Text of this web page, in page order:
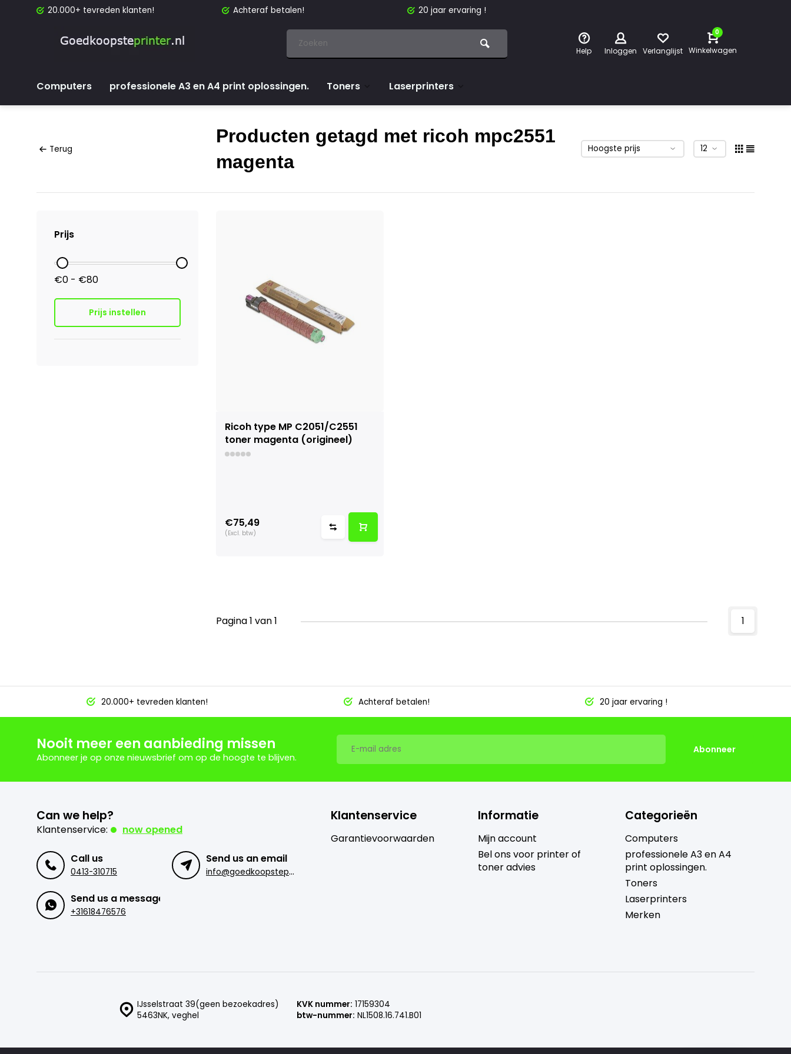
20.000+ tevreden klanten! Achteraf betalen! 20 jaar ervaring !
Help Inloggen Verlanglijst
0
Winkelwagen
Computers professionele A3 en A4 print oplossingen. Toners Laserprinters
Terug
Producten getagd met ricoh mpc2551
magenta
Prijs
€0 - €80
Prijs instellen
Ricoh type MP C2051/C2551
toner magenta (origineel)
€75,49
(Excl. btw)
Pagina 1 van 1 1
20.000+ tevreden klanten! Achteraf betalen! 20 jaar ervaring !
Nooit meer een aanbieding missen
Abonneer je op onze nieuwsbrief om op de hoogte te blijven.
Abonneer
Can we help?
Klantenservice: now opened
Call us
0413-310715
Send us an email
i
nfo@goedkoopsteprinter.nl
Send us a message
+31618476576
Klantenservice
Garantievoorwaarden
Informatie
Mijn account
Bel ons voor printer of
toner advies
Categorieën
Computers
professionele A3 en A4
print oplossingen.
Toners
Laserprinters
Merken
IJsselstraat 39(geen bezoekadres)
5463NK, veghel
KVK nummer: 17159304
btw-nummer: NL1508.16.741.B01